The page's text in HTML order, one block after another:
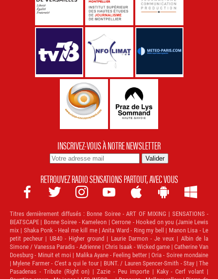
INSCRIVEZ-VOUS À NOTRE NEWSLETTER
RETROUVEZ RADIO SENSATIONS PARTOUT, AVEC VOUS
      
Titres dernièrement diffusés : Bonne Soiree - ART OF MIXING | SENSATIONS -
BEATSCAPE | Bonne Soiree - Kameleon | Cerrone - Hooked on you (Jamie Lewis
mix | Shaka Ponk - Heal me kill me | Anita Ward - Ring my bell | Manon Lisa - Le
petit pecheur | UB40 - Higher ground | Laurie Darmon - Je veux | Albin de la
Simone / Vanessa Paradis - Adrienne | Chris Isaak - Wicked game | Catherine Van
Doesburg - Minuit et moi | Malika Ayane - Feeling better | Oria - Soiree mondaine
| Mylene Farmer - C'est a qui le tour | BUNT. / Lauren Spencer-Smith - Stay | The
Pasadenas - Tribute (Right on) | Zazie - Peu importe | Kaky - Cerf volant |